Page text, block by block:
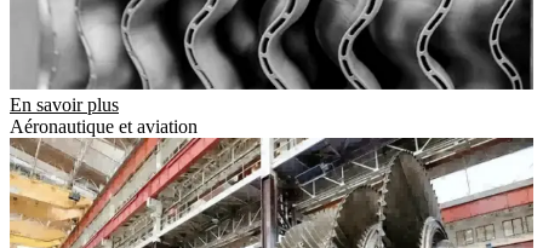
En savoir plus
Aéronautique et aviation